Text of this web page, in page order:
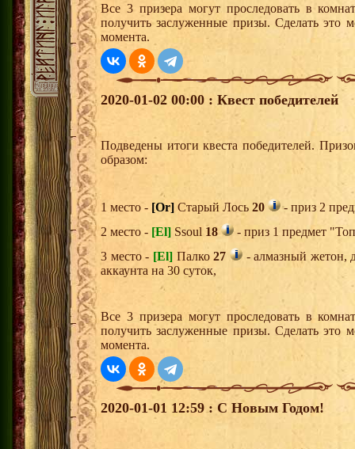
Все 3 призера могут проследовать в
получить заслуженные призы. Сделать это
момента.
2020-01-02 00:00 : Квест победителей
Подведены итоги квеста победителей.
образом:
1 место - [Or] Старый Лось 20
- приз 2
2 место - [El] Ssoul 18
- приз 1 предмет
3 место - [El]Палко27
- алмазный жетон,
аккаунта на 30 суток,
Все 3 призера могут проследовать в
получить заслуженные призы. Сделать это
момента.
2020-01-01 12:59 : С Новым Годом!